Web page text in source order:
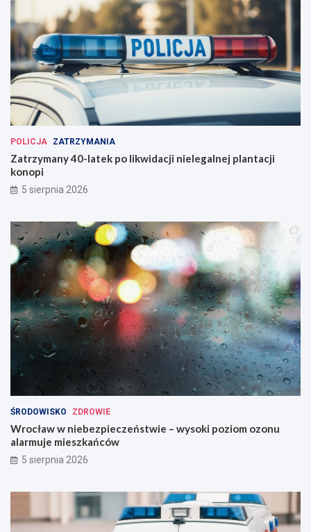
POLICJA ZATRZYMANIA
Zatrzymany 40-latek po likwidacji nielegalnej plantacji
konopi
5 sierpnia 2026
ŚRODOWISKO ZDROWIE
Wrocław w niebezpieczeństwie – wysoki poziom ozonu
alarmuje mieszkańców
5 sierpnia 2026